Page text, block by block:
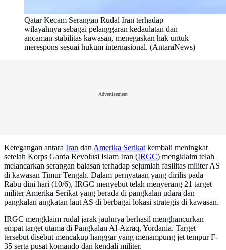
Qatar Kecam Serangan Rudal Iran terhadap
wilayahnya sebagai pelanggaran kedaulatan dan
ancaman stabilitas kawasan, menegaskan hak untuk
merespons sesuai hukum internasional. (AntaraNews)
Advertisement
Ketegangan antara Iran danAmerika Serikatkembali meningkat
setelah Korps Garda Revolusi Islam Iran (IRGC) mengklaim telah
melancarkan serangan balasan terhadap sejumlah fasilitas militer AS
di kawasan Timur Tengah. Dalam pernyataan yang dirilis pada
Rabu dini hari (10/6), IRGC menyebut telah menyerang 21 target
militer Amerika Serikat yang berada di pangkalan udara dan
pangkalan angkatan laut AS di berbagai lokasi strategis di kawasan.
IRGC mengklaim rudal jarak jauhnya berhasil menghancurkan
empat target utama di Pangkalan Al-Azraq, Yordania. Target
tersebut disebut mencakup hanggar yang menampung jet tempur F-
35 serta pusat komando dan kendali militer.